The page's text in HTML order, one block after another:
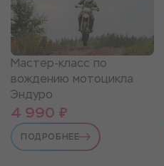
Мастер-класс по
вождению мотоцикла
Эндуро
4 990 ₽
ПОДРОБНЕЕ